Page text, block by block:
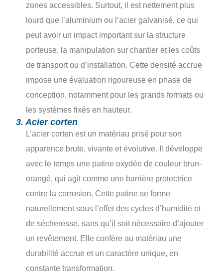
zones accessibles. Surtout, il est nettement plus
lourd que l’aluminium ou l’acier galvanisé, ce qui
peut avoir un impact important sur la structure
porteuse, la manipulation sur chantier et les coûts
de transport ou d’installation. Cette densité accrue
impose une évaluation rigoureuse en phase de
conception, notamment pour les grands formats ou
les systèmes fixés en hauteur.
3. Acier corten
L’acier corten est un matériau prisé pour son
apparence brute, vivante et évolutive. Il développe
avec le temps une patine oxydée de couleur brun-
orangé, qui agit comme une barrière protectrice
contre la corrosion. Cette patine se forme
naturellement sous l’effet des cycles d’humidité et
de sécheresse, sans qu’il soit nécessaire d’ajouter
un revêtement. Elle confère au matériau une
durabilité accrue et un caractère unique, en
constante transformation.